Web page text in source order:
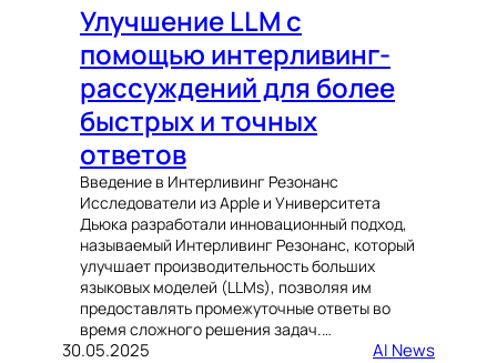
Улучшение LLM с
помощью интерливинг-
рассуждений для более
быстрых и точных
ответов
Введение в Интерливинг Резонанс
Исследователи из Apple и Университета
Дьюка разработали инновационный подход,
называемый Интерливинг Резонанс, который
улучшает производительность больших
языковых моделей (LLMs), позволяя им
предоставлять промежуточные ответы во
время сложного решения задач.…
30.05.2025 AI News